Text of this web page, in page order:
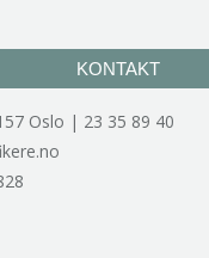
KONTAKT
Oslo | 23 35 89 40